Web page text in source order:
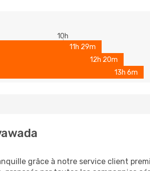
10h
11h 29m
12h 20m
13h 6m
grâce à notre service client